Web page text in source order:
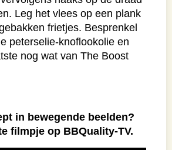
heeft gerust en de BBQ
is, kan de côte de boeuf
de côte de boeuf op het
of op de plancha om een
aan elke kant tot een
van 50 tot 52 graden
vlees van de BBQ zodra